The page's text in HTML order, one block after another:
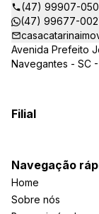
(47) 99907-
(47) 99677-
Avenida Prefeito
Navegantes - SC
Filial
Navegação
Home
Sobre nós